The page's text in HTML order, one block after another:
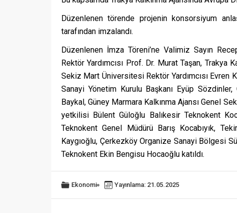
Düzenlenen törende projenin konsorsiyum
tarafından imzalandı.
Düzenlenen İmza Töreni’ne Valimiz Sayın
Rektör Yardımcısı Prof. Dr. Murat Taşan, Trakya
Sekiz Mart Üniversitesi Rektör Yardımcısı Evren
Sanayi Yönetim Kurulu Başkanı Eyüp
Baykal, Güney Marmara Kalkınma Ajansı Genel
yetkilisi Bülent Güloğlu Balıkesir Teknokent
Teknokent Genel Müdürü Barış Kocabıyık,
Kaygıoğlu, Çerkezköy Organize Sanayi Bölgesi
Teknokent Ekin Bengisu Hocaoğlu katıldı.
Ekonomi Yayınlama: 21.05.2025